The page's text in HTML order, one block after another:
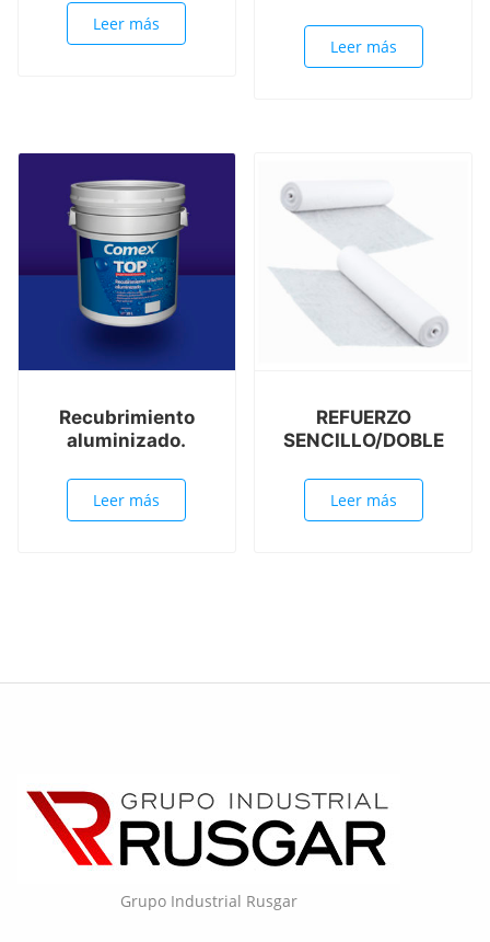
Leer más
Leer más
Recubrimiento
aluminizado.
Leer más
REFUERZO
SENCILLO/DOBLE
Leer más
Grupo Industrial Rusgar